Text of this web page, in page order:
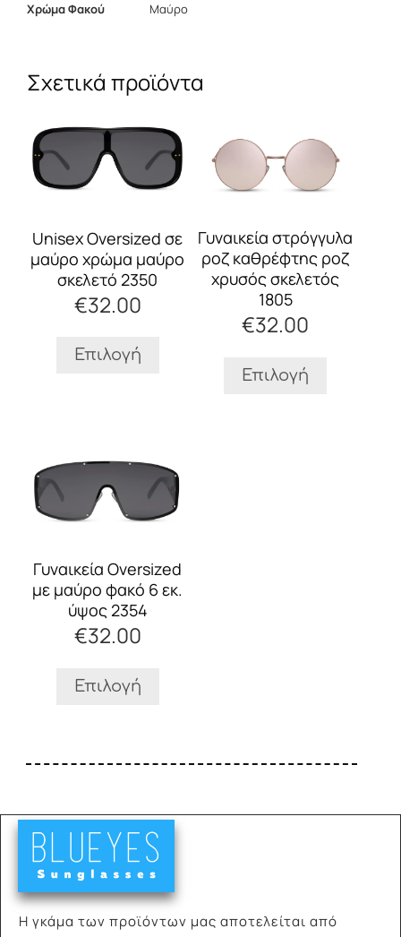
Χρώμα Φακού
Μαύρο
Σχετικά προϊόντα
Unisex Oversized σε
μαύρο χρώμα μαύρο
σκελετό 2350
€32.00
Επιλογή
το
προϊόν
έχει
πολλαπλές
Οι
επιλογές
μπορούν
να
επιλεγούν
σελίδα
Γυναικεία στρόγγυλα
ροζ καθρέφτης ροζ
χρυσός σκελετός
1805
€32.00
Επιλογή
προϊόν
έχει
πολλαπλές
Οι
επιλογές
μπορούν
να
επιλεγούν
στη
του
προϊόντος
Γυναικεία Oversized
με μαύρο φακό 6 εκ.
ύψος 2354
€32.00
Επιλογή
το
προϊόν
έχει
πολλαπλές
Οι
επιλογές
μπορούν
να
επιλεγούν
σελίδα
Η γκάμα των προϊόντων μας αποτελείται από